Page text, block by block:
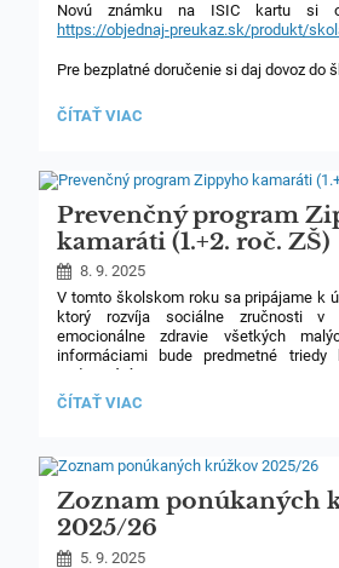
Novú známku na ISIC kartu si
https://objednaj-preukaz.sk/produkt/
Pre bezplatné doručenie si daj dovoz do
AKO
ISIC
KARTU:
ČÍTAŤ VIAC
Prevenčný program
kamaráti (1.+2. roč. ZŠ)
8. 9. 2025
V tomto školskom roku sa pripájame k
ktorý rozvíja sociálne zručnosti v
emocionálne zdravie všetkých
informáciami bude predmetné triedy
podporný tím.
PREVENČNÝ
(1.+2.
ROČ.
ZŠ):
ČÍTAŤ VIAC
Zoznam ponúkaných
2025/26
5. 9. 2025